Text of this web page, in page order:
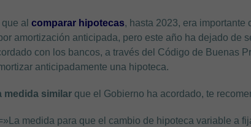
que alcomparar hipotecas, hasta 2023, era importante
amortización anticipada, pero este año ha dejado de
con los bancos, a través del Código de Buenas
anticipadamente una hipoteca.
medida similar que el Gobierno ha acordado, te
medida para que el cambio de hipoteca variable a